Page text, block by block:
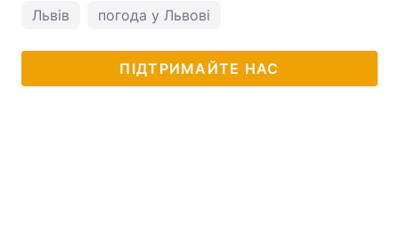
Львів погода у Львові
ПІДТРИМАЙТЕ НАС